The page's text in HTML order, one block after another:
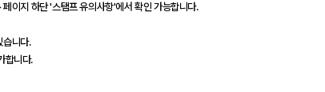
이지 하단 '스탬프 유의사항'에서 확인 가능합니다.
습니다.
합니다.